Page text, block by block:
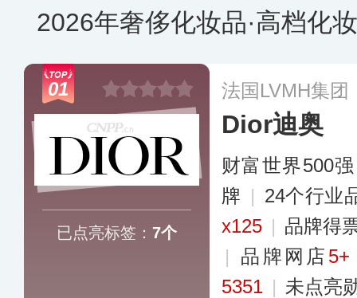
2026年奢侈化妆品·高档化
01
已点亮标签： 7个
法国LVMH集团
Dior迪奥
财富世界500强
牌 | 24个行业
x125 | 品牌得
|
品牌网店 5+
5351 | 未点亮